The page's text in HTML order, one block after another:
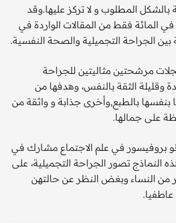
المطلوب و لا تركز عليها.وقد
وجدت الدراسة أن 18 في المائة فقط من المقالات الواردة في
بين الجراحة التجميلية والصحة النفسية.
مرشحتين مثاليتين للجراحة
وقليلة الثقة بالنفس، وهدفها من
بنفسها بالطبع,وأخرى جذابة و واثقة من
على جمالها.
بروفيسور في علم الاجتماع مشارك في
النماذج تصور الجراحة التجميلية، على
من النساء وبغض النظر عن حالتهن